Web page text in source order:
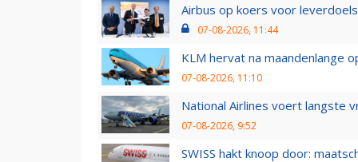
Airbus op koers voor
07-08-2026, 11:44
KLM hervat na maandenlange
07-08-2026, 11:10
National Airlines voert langste
07-08-2026, 9:52
SWISS hakt knoop door: